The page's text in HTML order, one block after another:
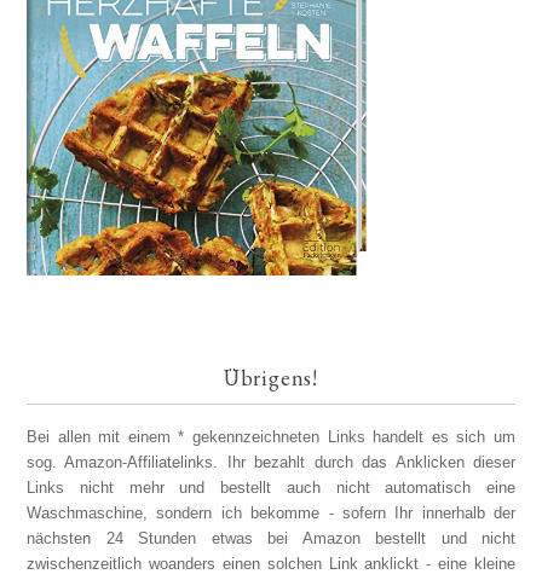
Übrigens!
Bei allen mit einem * gekennzeichneten Links handelt es sich um
sog. Amazon-Affiliatelinks. Ihr bezahlt durch das Anklicken dieser
Links nicht mehr und bestellt auch nicht automatisch eine
Waschmaschine, sondern ich bekomme - sofern Ihr innerhalb der
nächsten 24 Stunden etwas bei Amazon bestellt und nicht
zwischenzeitlich woanders einen solchen Link anklickt - eine kleine